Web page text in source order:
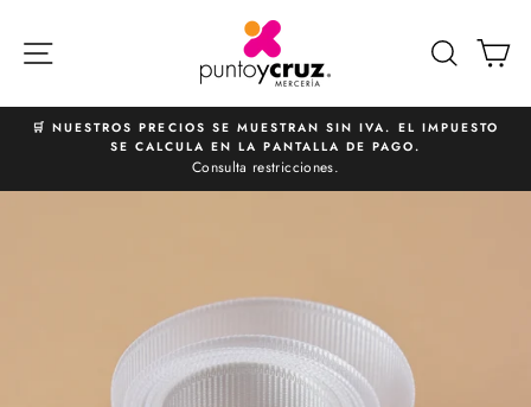
directamente
diapositivas
🛒 NUESTROS PRECIOS SE MUESTRAN SIN IVA. EL IMPUESTO
SE CALCULA EN LA PANTALLA DE PAGO.
Consulta restricciones.